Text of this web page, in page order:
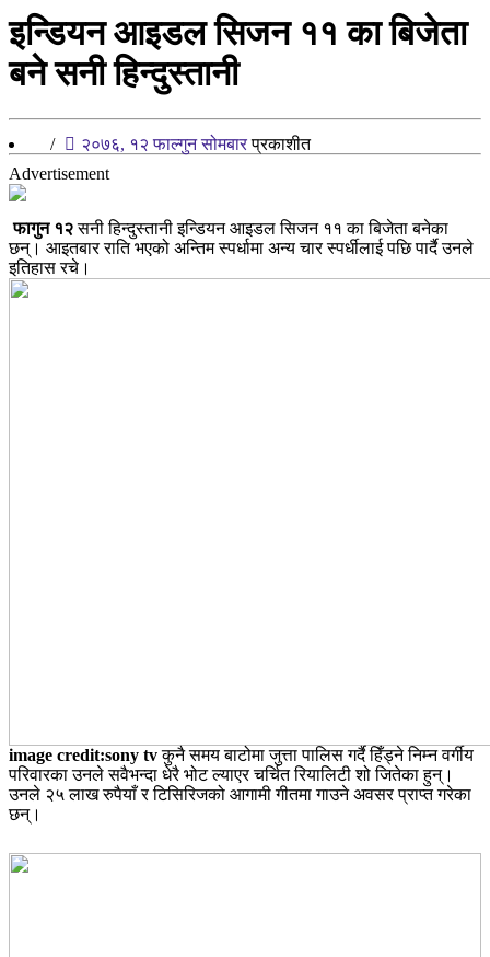
इन्डियन आइडल सिजन ११ का बिजेता
बने सनी हिन्दुस्तानी
/ २०७६, १२ फाल्गुन सोमबारप्रकाशीत
Advertisement
फागुन १२सनी हिन्दुस्तानी इन्डियन आइडल सिजन ११ का बिजेता बनेका
छन्। आइतबार राति भएको अन्तिम स्पर्धामा अन्य चार स्पर्धीलाई पछि पार्दै उनले
इतिहास रचे।
image credit:sony tvकुनै समय बाटोमा जुत्ता पालिस गर्दै हिँड्ने निम्न वर्गीय
परिवारका उनले सवैभन्दा धेरै भोट ल्याएर चर्चित रियालिटी शो जितेका हुन्।
उनले २५ लाख रुपैयाँ र टिसिरिजको आगामी गीतमा गाउने अवसर प्राप्त गरेका
छन्।